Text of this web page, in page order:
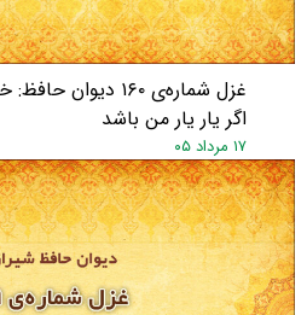
غزل شماره‌ی ۱۶۰
اگر یار یار من باشد
۱۷ مرداد ۰۵